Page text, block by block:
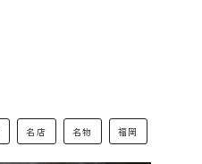
名店 名物 福岡